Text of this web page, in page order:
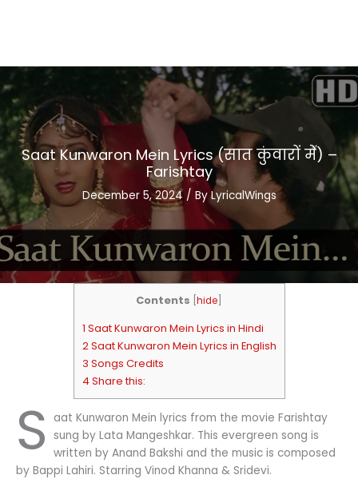
Saat Kunwaron Mein Lyrics (सात कुंवारों में) –
Farishtay
December 5, 2024/ ByLyricalWings
Contents hide
1 Saat Kunwaron Mein Lyrics in Hindi
2 Saat Kunwaron Mein Lyrics in English
3 Songs Credits
4 Share this:
S
aat Kunwaron Mein lyrics from the movie Farishtay
sung by Lata Mangeshkar. This evergreen song is
written by Anand Bakshi and the music is composed
by Bappi Lahiri. Starring Vinod Khanna & Sridevi.